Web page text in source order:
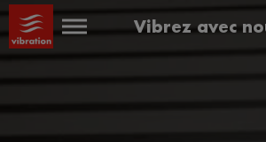
Vibrez avec